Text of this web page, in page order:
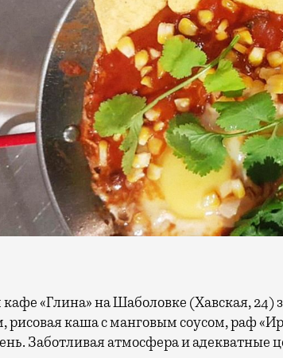
рисовая каша с манговым соусом, раф
Заботливая атмосфера и адекватные